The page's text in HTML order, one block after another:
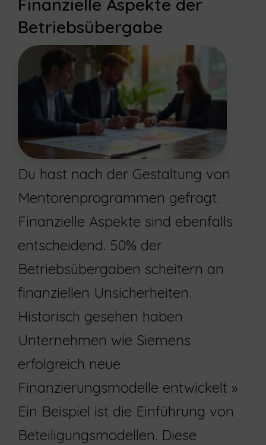
Finanzielle Aspekte der
Betriebsübergabe
Du hast nach der Gestaltung von
Mentorenprogrammen gefragt.
Finanzielle Aspekte sind ebenfalls
entscheidend. 50% der
Betriebsübergaben scheitern an
finanziellen Unsicherheiten.
Historisch gesehen haben
Unternehmen wie Siemens
erfolgreich neue
Finanzierungsmodelle entwickelt »
Ein Beispiel ist die Einführung von
Beteiligungsmodellen. Diese